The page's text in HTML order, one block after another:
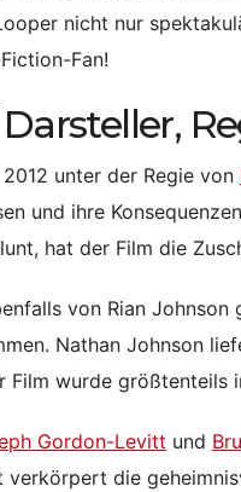
nicht nur
Fan!
unter der Regie von
und ihre
hat der Film die
von Rian
Nathan Johnson
Film wurde größtenteils
Gordon-Levitt und
die